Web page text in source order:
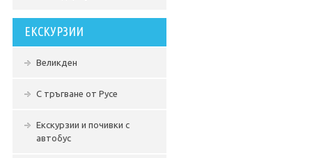
ЕКСКУРЗИИ
Великден
С тръгване от Русе
Екскурзии и почивки с
автобус